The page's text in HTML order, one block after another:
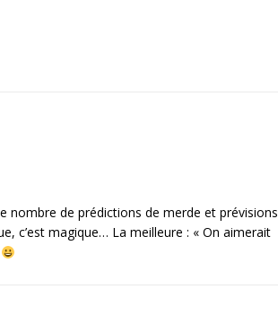
nombre de prédictions de merde et prévisions
c’est magique… La meilleure : « On aimerait